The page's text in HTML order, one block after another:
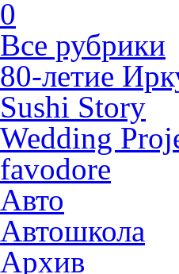
0
Все рубрики
80-летие
Sushi Story
Wedding
favodore
Авто
Автошкола
Архив